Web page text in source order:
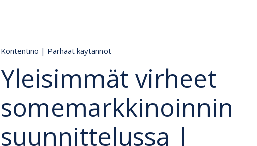
Kontentino | Parhaat käytännöt
Yleisimmät virheet
somemarkkinoinnin
suunnittelussa |